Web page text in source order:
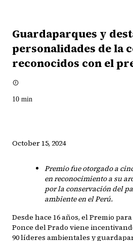
Guardaparques y
personalidades de la
reconocidos con el
10 min
October 15, 2024
Premio fue otorgado a
en reconocimiento a su
por la conservación del
ambiente en el Perú.
Desde hace 16 años, el Premio
Ponce del Prado viene
90 líderes ambientales y